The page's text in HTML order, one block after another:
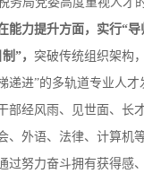
能力提升方面，实行“导
”， 突破传统组织架构
递进”的多轨道专业人才
部经风雨、见世面、长
、外语、法律、计算机
过努力奋斗拥有获得感